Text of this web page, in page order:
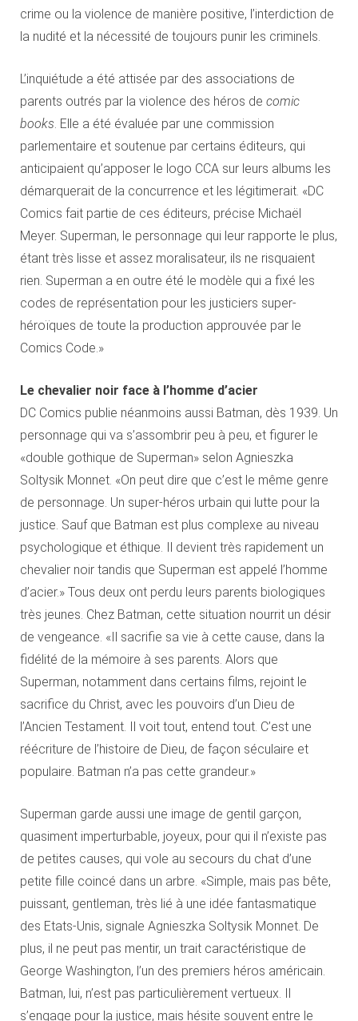
crime ou la violence de manière positive, l’interdiction de
la nudité et la nécessité de toujours punir les criminels.
L’inquiétude a été attisée par des associations de
parents outrés par la violence des héros de comic
books. Elle a été évaluée par une commission
parlementaire et soutenue par certains éditeurs, qui
anticipaient qu’apposer le logo CCA sur leurs albums les
démarquerait de la concurrence et les légitimerait. «DC
Comics fait partie de ces éditeurs, précise Michaël
Meyer. Superman, le personnage qui leur rapporte le plus,
étant très lisse et assez moralisateur, ils ne risquaient
rien. Superman a en outre été le modèle qui a fixé les
codes de représentation pour les justiciers super-
héroïques de toute la production approuvée par le
Comics Code.»
Le chevalier noir face à l’homme d’acier
DC Comics publie néanmoins aussi Batman, dès 1939. Un
personnage qui va s’assombrir peu à peu, et figurer le
«double gothique de Superman» selon Agnieszka
Soltysik Monnet. «On peut dire que c’est le même genre
de personnage. Un super-héros urbain qui lutte pour la
justice. Sauf que Batman est plus complexe au niveau
psychologique et éthique. Il devient très rapidement un
chevalier noir tandis que Superman est appelé l’homme
d’acier.» Tous deux ont perdu leurs parents biologiques
très jeunes. Chez Batman, cette situation nourrit un désir
de vengeance. «Il sacrifie sa vie à cette cause, dans la
fidélité de la mémoire à ses parents. Alors que
Superman, notamment dans certains films, rejoint le
sacrifice du Christ, avec les pouvoirs d’un Dieu de
l’Ancien Testament. Il voit tout, entend tout. C’est une
réécriture de l’histoire de Dieu, de façon séculaire et
populaire. Batman n’a pas cette grandeur.»
Superman garde aussi une image de gentil garçon,
quasiment imperturbable, joyeux, pour qui il n’existe pas
de petites causes, qui vole au secours du chat d’une
petite fille coincé dans un arbre. «Simple, mais pas bête,
puissant, gentleman, très lié à une idée fantasmatique
des Etats-Unis, signale Agnieszka Soltysik Monnet. De
plus, il ne peut pas mentir, un trait caractéristique de
George Washington, l’un des premiers héros américain.
Batman, lui, n’est pas particulièrement vertueux. Il
s’engage pour la justice, mais hésite souvent entre le